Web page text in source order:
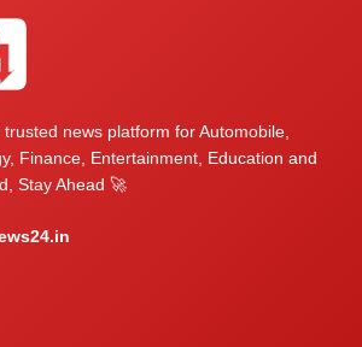
news platform for Automobile,
Finance, Entertainment, Education and
Stay Ahead 🚀